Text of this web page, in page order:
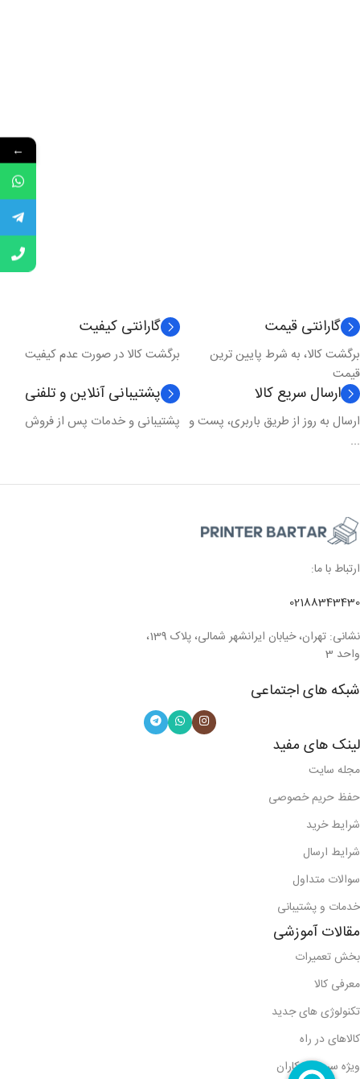
گارانتی قیمت
برگشت کالا، به شرط پایین ترین
قیمت
گارانتی کیفیت
برگشت کالا در صورت عدم کیفیت
ارسال سریع کالا
ارسال به روز از طریق باربری، پست و
...
پشتیبانی آنلاین و تلفنی
پشتیبانی و خدمات پس از فروش
ارتباط با ما:
02188343430
نشانی: تهران، خیابان ایرانشهر شمالی، پلاک 139،
واحد 3
شبکه های اجتماعی
لینک های مفید
مجله سایت
حفظ حریم خصوصی
شرایط خرید
شرایط ارسال
سوالات متداول
خدمات و پشتیبانی
مقالات آموزشی
بخش تعمیرات
معرفی کالا
تکنولوژی های جدید
کالاهای در راه
ویژه سرویس کاران
←